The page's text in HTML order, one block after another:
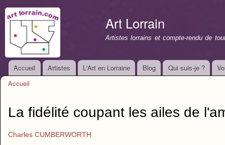
Art Lorrain
Artistes lorrains et compte-rendu de
Menu principal
Accueil Artistes L'Art en Lorraine Blog Qui suis-je ?
Accueil
La fidélité coupant les ailes de
Charles CUMBERWORTH